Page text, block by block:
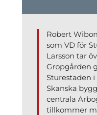
Robert
som VD för
Larsson tar
Gropgården
Sturestaden
Skanska
centrala
tillkommer